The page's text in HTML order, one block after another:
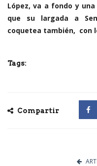
López, va a fondo y
que su largada a
coquetea también, con
Tags:
Compartir